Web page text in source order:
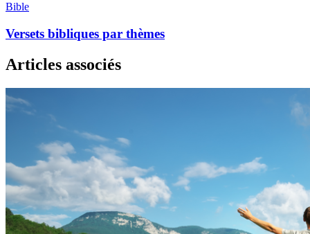
Bible
Versets bibliques par thèmes
Articles associés